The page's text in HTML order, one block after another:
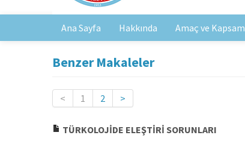
Ana Sayfa Hakkında Amaç ve Kapsam
Benzer Makaleler
< 1 2 >
TÜRKOLOJİDE ELEŞTİRİ SORUNLARI